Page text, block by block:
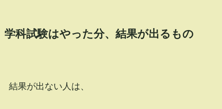
学科試験はやった分、結果が出るもの
結果が出ない人は、